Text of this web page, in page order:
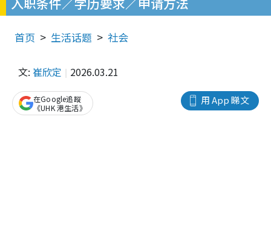
首页 生活话题 社会
文: 崔欣定 2026.03.21
用 App 睇文
在Google追蹤
《UHK 港生活》